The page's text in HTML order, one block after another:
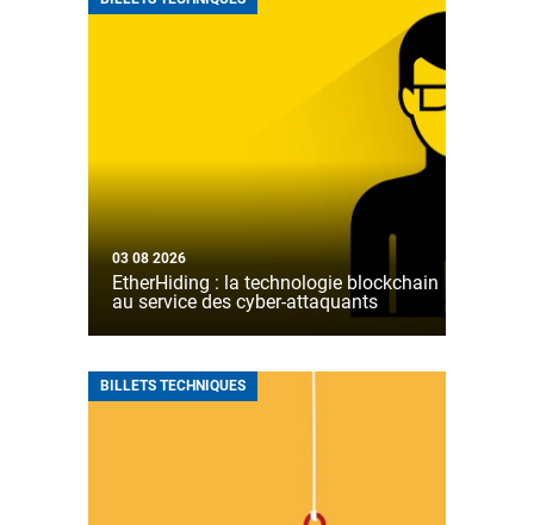
03 08 2026
EtherHiding : la technologie blockchain
au service des cyber-attaquants
BILLETS TECHNIQUES